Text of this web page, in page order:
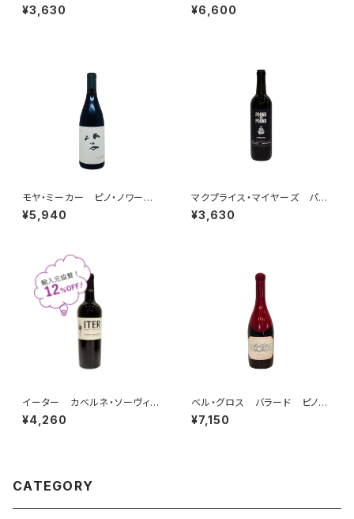
ー ソーヴィニヨン・ブラン 20
23
¥3,630
ノワール ブリュット NV
¥6,600
モヤ・ミーカー ピノ・ノワー
ル 2024
¥5,940
マクプライス・マイヤーズ パウ
ンド・フォー・パウンド ジンファ
ンデル 2023
¥3,630
イーター カベルネ・ソーヴィニ
ヨン ナパ・ヴァレー 2023
¥4,260
ベル・グロス バラード ピノ・ノ
ワール 2022
¥7,150
CATEGORY